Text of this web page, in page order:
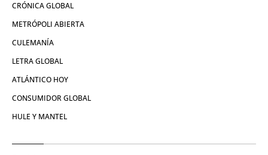
CRÓNICA GLOBAL
METRÓPOLI ABIERTA
CULEMANÍA
LETRA GLOBAL
ATLÁNTICO HOY
CONSUMIDOR GLOBAL
HULE Y MANTEL